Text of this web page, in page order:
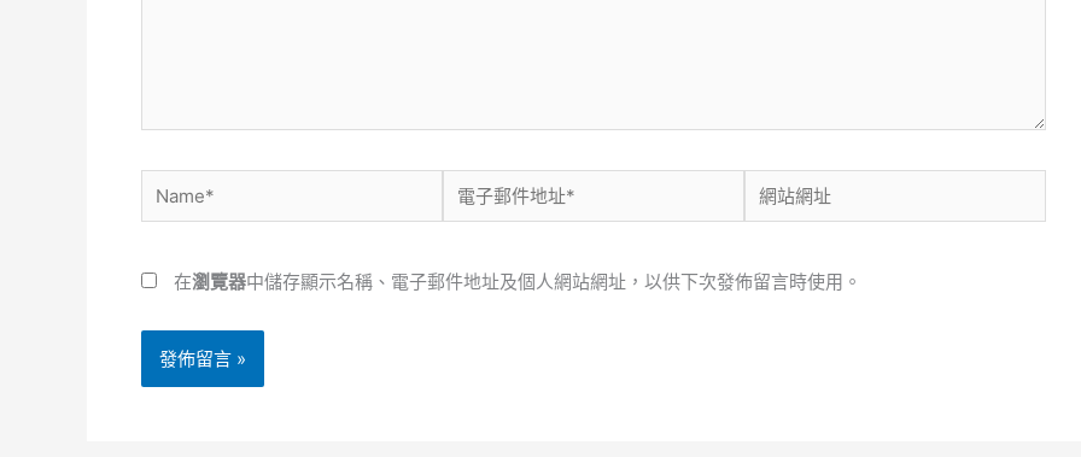
Name*
子
件
站
址
在瀏覽器中儲存顯示名稱、電子郵件地址及個人網站網址，以供下次發佈留言時使用。